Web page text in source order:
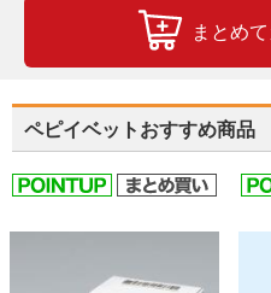
まとめ
ペピイベットおすすめ商品